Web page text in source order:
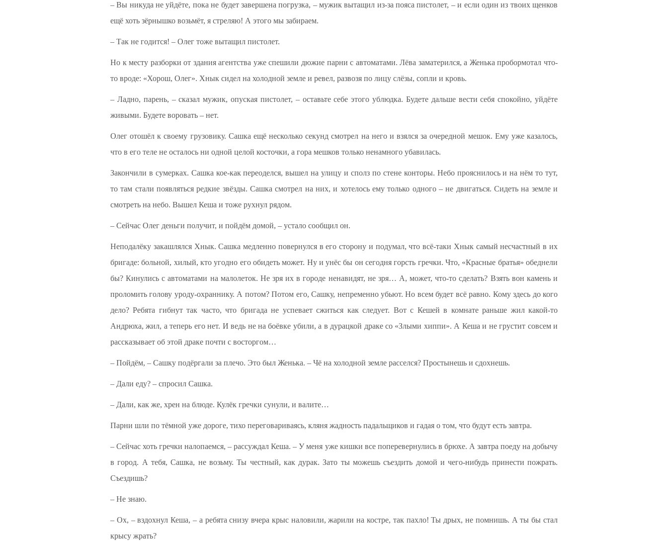
– Вы никуда не уйдёте, пока не будет завершена погрузка, – мужик вытащил из-за пояса пистолет, – и если один из твоих щенков
ещё хоть зёрнышко возьмёт, я стреляю! А этого мы забираем.
– Так не годится! – Олег тоже вытащил пистолет.
Но к месту разборки от здания агентства уже спешили дюжие парни с автоматами. Лёва заматерился, а Женька пробормотал что-
то вроде: «Хорош, Олег». Хнык сидел на холодной земле и ревел, развозя по лицу слёзы, сопли и кровь.
– Ладно, парень, – сказал мужик, опуская пистолет, – оставьте себе этого ублюдка. Будете дальше вести себя спокойно, уйдёте
живыми. Будете воровать – нет.
Олег отошёл к своему грузовику. Сашка ещё несколько секунд смотрел на него и взялся за очередной мешок. Ему уже казалось,
что в его теле не осталось ни одной целой косточки, а гора мешков только ненамного убавилась.
Закончили в сумерках. Сашка кое-как переоделся, вышел на улицу и сполз по стене конторы. Небо прояснилось и на нём то тут,
то там стали появляться редкие звёзды. Сашка смотрел на них, и хотелось ему только одного – не двигаться. Сидеть на земле и
смотреть на небо. Вышел Кеша и тоже рухнул рядом.
– Сейчас Олег деньги получит, и пойдём домой, – устало сообщил он.
Неподалёку закашлялся Хнык. Сашка медленно повернулся в его сторону и подумал, что всё-таки Хнык самый несчастный в их
бригаде: больной, хилый, кто угодно его обидеть может. Ну и унёс бы он сегодня горсть гречки. Что, «Красные братья» обеднели
бы? Кинулись с автоматами на малолеток. Не зря их в городе ненавидят, не зря… А, может, что-то сделать? Взять вон камень и
проломить голову уроду-охраннику. А потом? Потом его, Сашку, непременно убьют. Но всем будет всё равно. Кому здесь до кого
дело? Ребята гибнут так часто, что бригада не успевает сжиться как следует. Вот с Кешей в комнате раньше жил какой-то
Андрюха, жил, а теперь его нет. И ведь не на боёвке убили, а в дурацкой драке со «Злыми хиппи». А Кеша и не грустит совсем и
рассказывает об этой драке почти с восторгом…
– Пойдём, – Сашку подёргали за плечо. Это был Женька. – Чё на холодной земле расселся? Простынешь и сдохнешь.
– Дали еду? – спросил Сашка.
– Дали, как же, хрен на блюде. Кулёк гречки сунули, и валите…
Парни шли по тёмной уже дороге, тихо переговариваясь, кляня жадность падальщиков и гадая о том, что будут есть завтра.
– Сейчас хоть гречки налопаемся, – рассуждал Кеша. – У меня уже кишки все поперевернулись в брюхе. А завтра поеду на добычу
в город. А тебя, Сашка, не возьму. Ты честный, как дурак. Зато ты можешь съездить домой и чего-нибудь принести пожрать.
Съездишь?
– Не знаю.
– Ох, – вздохнул Кеша, – а ребята снизу вчера крыс наловили, жарили на костре, так пахло! Ты дрых, не помнишь. А ты бы стал
крысу жрать?